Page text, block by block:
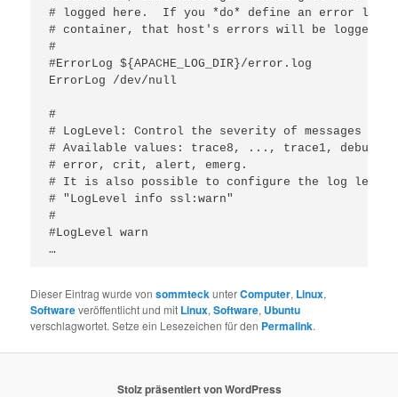
# logged here.  If you *do* define an error
# container, that host's errors will be logged
#
#ErrorLog ${APACHE_LOG_DIR}/error.log
ErrorLog /dev/null
#
# LogLevel: Control the severity of messages
# Available values: trace8, ..., trace1, debug,
# error, crit, alert, emerg.
# It is also possible to configure the log level
# "LogLevel info ssl:warn"
#
#LogLevel warn
Dieser Eintrag wurde vonsommteckunterComputer, Linux,
Softwareveröffentlicht und mit Linux,Software, Ubuntu
verschlagwortet. Setze ein Lesezeichen für den Permalink.
Stolz präsentiert von WordPress